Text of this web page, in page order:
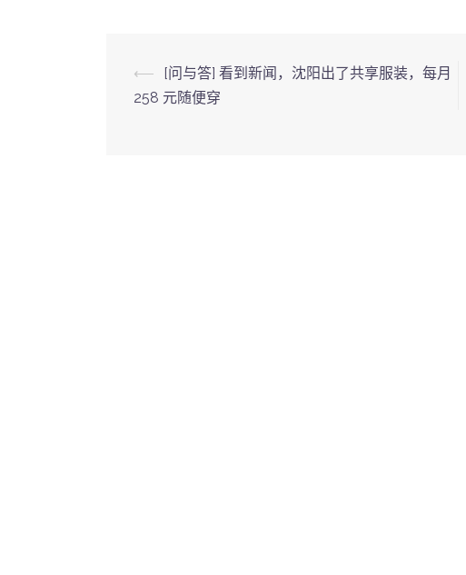
Post
⟵
[问与答] 看到新闻，沈阳出了共享服装，每月
258 元随便穿